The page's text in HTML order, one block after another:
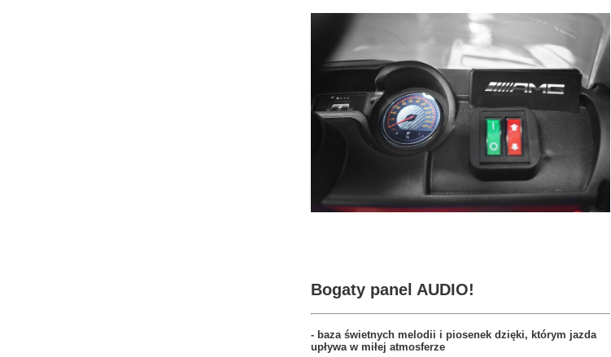
Bogaty panel AUDIO!
- baza świetnych melodii i piosenek dzięki, którym jazda
upływa w miłej atmosferze